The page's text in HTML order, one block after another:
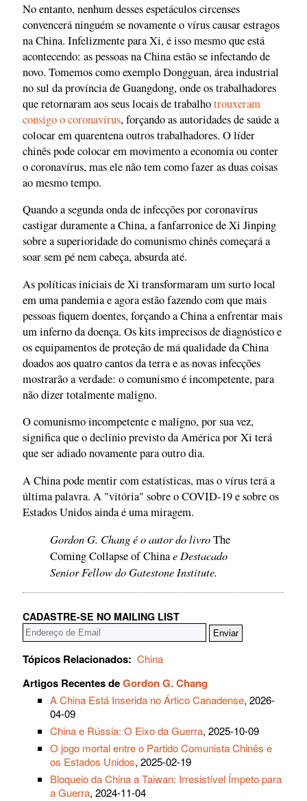
No entanto, nenhum desses espetáculos circenses
convencerá ninguém se novamente o vírus causar estragos
na China. Infelizmente para Xi, é isso mesmo que está
acontecendo: as pessoas na China estão se infectando de
novo. Tomemos como exemplo Dongguan, área industrial
no sul da província de Guangdong, onde os trabalhadores
que retornaram aos seus locais de trabalhotrouxeram
consigo o coronavírus, forçando as autoridades de saúde a
colocar em quarentena outros trabalhadores. O líder
chinês pode colocar em movimento a economia ou conter
o coronavírus, mas ele não tem como fazer as duas coisas
ao mesmo tempo.
Quando a segunda onda de infecções por coronavírus
castigar duramente a China, a fanfarronice de Xi Jinping
sobre a superioridade do comunismo chinês começará a
soar sem pé nem cabeça, absurda até.
As políticas iniciais de Xi transformaram um surto local
em uma pandemia e agora estão fazendo com que mais
pessoas fiquem doentes, forçando a China a enfrentar mais
um inferno da doença. Os kits imprecisos de diagnóstico e
os equipamentos de proteção de má qualidade da China
doados aos quatro cantos da terra e as novas infecções
mostrarão a verdade: o comunismo é incompetente, para
não dizer totalmente maligno.
O comunismo incompetente e maligno, por sua vez,
significa que o declínio previsto da América por Xi terá
que ser adiado novamente para outro dia.
A China pode mentir com estatísticas, mas o vírus terá a
última palavra. A "vitória" sobre o COVID-19 e sobre os
Estados Unidos ainda é uma miragem.
Gordon G. Chang é o autor do livroThe
Coming Collapse of Chinae Destacado
Senior Fellow do Gatestone Institute.
CADASTRE-SE NO MAILING LIST
Tópicos Relacionados: China
Artigos Recentes deGordon G. Chang
A China Está Inserida no Ártico Canadense, 2026-
04-09
China e Rússia: O Eixo da Guerra, 2025-10-09
O jogo mortal entre o Partido Comunista Chinês e
os Estados Unidos, 2025-02-19
Bloqueio da China a Taiwan: Irresistível Ímpeto para
a Guerra, 2024-11-04